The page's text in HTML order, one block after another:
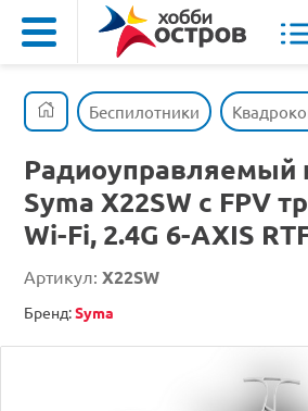
Беспилотники
Радиоуправляемый
Syma X22SW с FPV
Wi-Fi, 2.4G 6-AXIS
Артикул: X22SW
Бренд:Syma